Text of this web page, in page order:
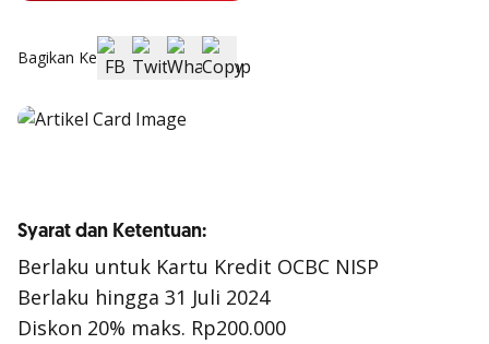
Bagikan Ke
Syarat dan Ketentuan:
Berlaku untuk Kartu Kredit OCBC NISP
Berlaku hingga 31 Juli 2024
Diskon 20% maks. Rp200.000